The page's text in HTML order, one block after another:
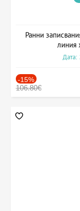
Ранни
линия
-15%
106.80€